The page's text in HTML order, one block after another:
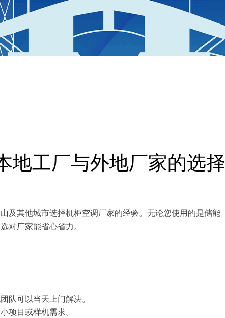
地工厂与外地厂家的选择
及其他城市选择机柜空调厂家的经验。无论您使用的是储能
对厂家能省心省力。
队可以当天上门解决。
项目或样机需求。